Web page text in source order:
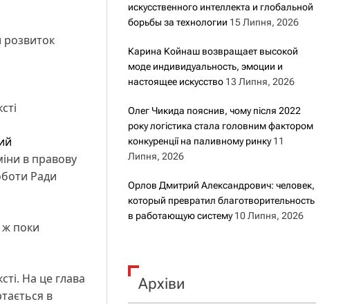
розвиток
в правову
Ради
ж поки
На це глава
в
искусственного интеллекта и глобальной
борьбы за технологии 15 Липня, 2026
Карина Койнаш возвращает высокой
моде индивидуальность, эмоции и
настоящее искусство 13 Липня, 2026
Олег Чикида пояснив, чому після 2022
року логістика стала головним фактором
конкуренції на паливному ринку 11
Липня, 2026
Орлов Дмитрий Александрович: человек,
который превратил благотворительность
в работающую систему 10 Липня, 2026
Архіви